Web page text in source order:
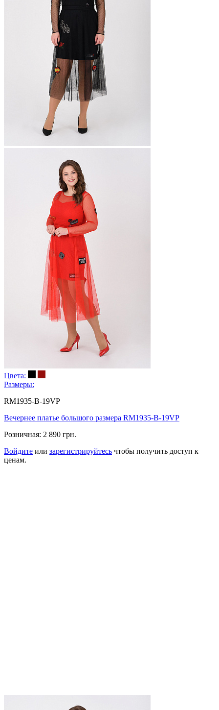
Цвета:
Размеры:
RM1935-B-19VP
Вечернее платье большого размера RM1935-B-19VP
Розничная: 2 890 грн.
Войдите или зарегистрируйтесь чтобы получить доступ к
ценам.